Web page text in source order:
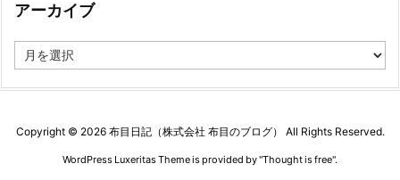
アーカイブ
ー
Copyright © 2026 布目日記（株式会社 布目のブログ） All Rights Reserved.
WordPress Luxeritas Theme is provided by "Thought is free".